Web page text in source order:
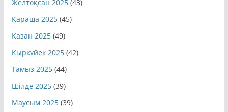
Желтоқсан 2025(43)
Қараша 2025(45)
Қазан 2025(49)
Қыркүйек 2025(42)
Тамыз 2025(44)
Шілде 2025(39)
Маусым 2025(39)